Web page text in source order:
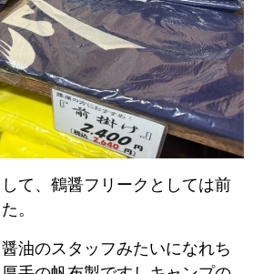
て、鶴醤フリークとしては前
。
油のスタッフみたいになれち